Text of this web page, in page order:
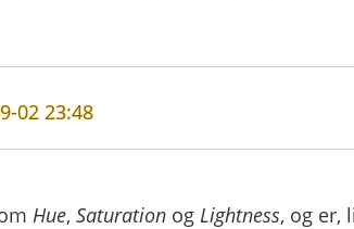
02 23:48
Hue, Saturationog Lightness, og er,